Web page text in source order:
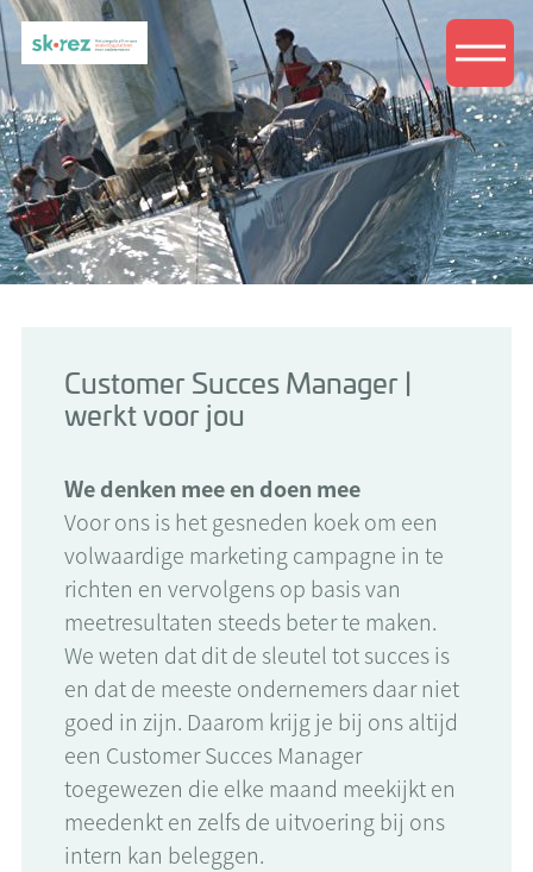
Customer Succes Manager |
werkt voor jou
We denken mee en doen mee
Voor ons is het gesneden koek om een
volwaardige marketing campagne in te
richten en vervolgens op basis van
meetresultaten steeds beter te maken.
We weten dat dit de sleutel tot succes is
en dat de meeste ondernemers daar niet
goed in zijn. Daarom krijg je bij ons altijd
een Customer Succes Manager
toegewezen die elke maand meekijkt en
meedenkt en zelfs de uitvoering bij ons
intern kan beleggen.